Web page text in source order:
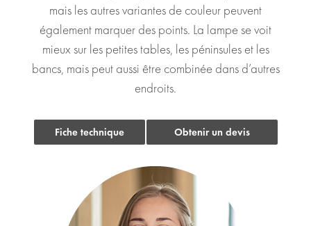
mais les autres variantes de couleur peuvent
également marquer des points. La lampe se voit
mieux sur les petites tables, les péninsules et les
bancs, mais peut aussi être combinée dans d’autres
endroits.
Fiche technique Obtenir un devis